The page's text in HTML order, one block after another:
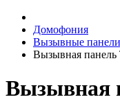
Домофония
Вызывные панели
Вызывная панель
Вызывная